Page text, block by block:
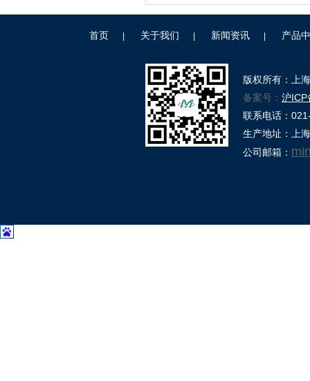
首页 关于我们 新闻资讯 产品
版权所有：上
备案号： 沪
联系电话：
生产地址：上
公司邮箱：